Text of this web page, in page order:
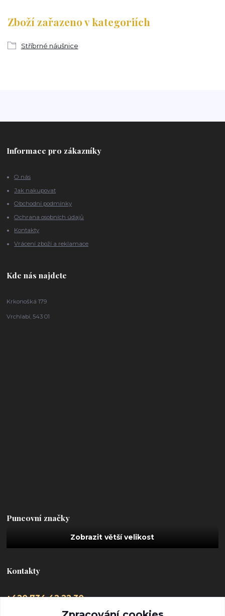
Zboží zařazeno v kategoriích
Stříbrné náušnice
Informace pro zákazníky
O nás
Jak nakupovat
Obchodní podmínky
Ochrana osobních údajů
Kontakty
Vrácení zboží a reklamace
Kde nás najdete
Krkonošká 179
Vrchlabí, 543 01
Puncovní značky
Kontakty
+420 734 42 22 30